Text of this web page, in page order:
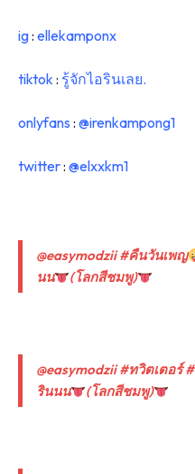
ig: ellekamponx
tiktok : รู้จักไอรินเลย.
onlyfans : @irenkampong1
twitter: @elxxkm1
@easymodzii #คืนวันเพญ
นน
(โลกสีชมพู)
@easymodzii #ทวิตเตอร์
รินนน
(โลกสีชมพู)